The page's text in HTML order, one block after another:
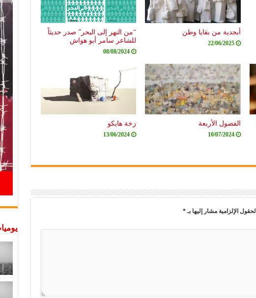
أبجدية من بقايا وطن
22/06/2025
“من النهر إلى البحر” صدر حديثاً
للشاعر سامر أبو هواش
08/08/2024
الفصول الأربعة
10/07/2024
زخة هايكو
13/06/2024
الحقول الإلزامية مشار إليها بـ*